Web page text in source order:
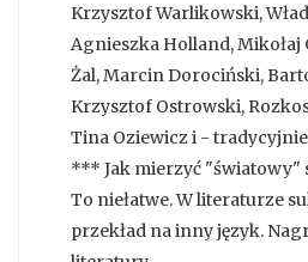
Krzysztof Warlikowski,
Agnieszka Holland,
Żal, Marcin Dorociński,
Krzysztof Ostrowski,
Tina Oziewicz i -
*** Jak mierzyć "światowy"
To niełatwe. W literaturze
przekład na inny język.